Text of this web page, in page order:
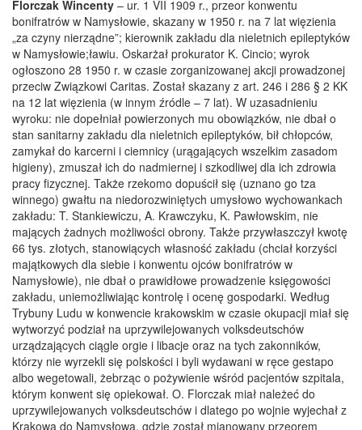
Florczak Wincenty – ur. 1 VII 1909 r., przeor konwentu
bonifratrów w Namysłowie, skazany w 1950 r. na 7 lat więzienia
„za czyny nierządne”; kierownik zakładu dla nieletnich epileptyków
w Namysłowie;ławiu. Oskarżał prokurator K. Cincio; wyrok
ogłoszono 28 1950 r. w czasie zorganizowanej akcji prowadzonej
przeciw Związkowi Caritas. Został skazany z art. 246 i 286 § 2 KK
na 12 lat więzienia (w innym źródle – 7 lat). W uzasadnieniu
wyroku: nie dopełniał powierzonych mu obowiązków, nie dbał o
stan sanitarny zakładu dla nieletnich epileptyków, bił chłopców,
zamykał do karcerni i ciemnicy (urągających wszelkim zasadom
higieny), zmuszał ich do nadmiernej i szkodliwej dla ich zdrowia
pracy fizycznej. Także rzekomo dopuścił się (uznano go tza
winnego) gwałtu na niedorozwiniętych umysłowo wychowankach
zakładu: T. Stankiewiczu, A. Krawczyku, K. Pawłowskim, nie
mających żadnych możliwości obrony. Także przywłaszczył kwotę
66 tys. złotych, stanowiących własność zakładu (chciał korzyści
majątkowych dla siebie i konwentu ojców bonifratrów w
Namysłowie), nie dbał o prawidłowe prowadzenie księgowości
zakładu, uniemożliwiając kontrolę i ocenę gospodarki. Według
Trybuny Ludu w konwencie krakowskim w czasie okupacji miał się
wytworzyć podział na uprzywilejowanych volksdeutschów
urządzających ciągle orgie i libacje oraz na tych zakonników,
którzy nie wyrzekli się polskości i byli wydawani w ręce gestapo
albo wegetowali, żebrząc o pożywienie wśród pacjentów szpitala,
którym konwent się opiekował. O. Florczak miał należeć do
uprzywilejowanych volksdeutschów i dlatego po wojnie wyjechał z
Krakowa do Namysłowa, gdzie został mianowany przeorem